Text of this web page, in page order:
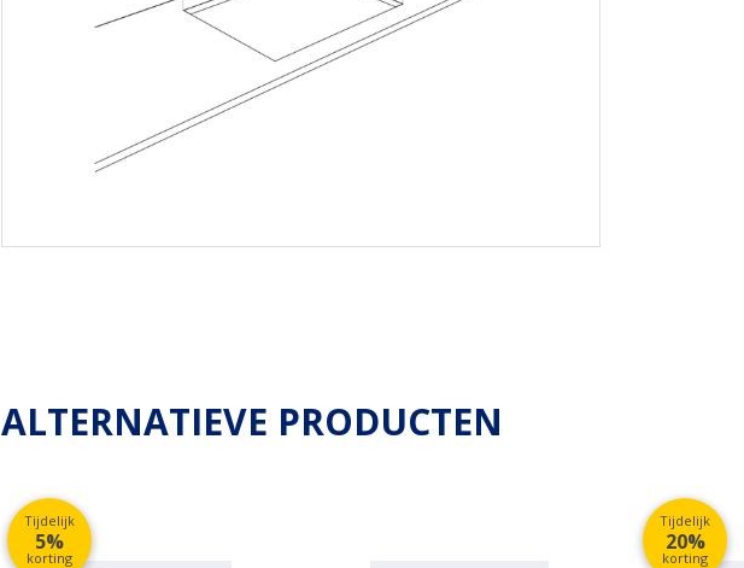
ALTERNATIEVE PRODUCTEN
Tijdelijk
5%
korting
Tijdelijk
20%
korting